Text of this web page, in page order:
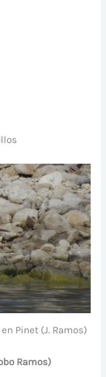
Pinet (J. Ramos)
Ramos)